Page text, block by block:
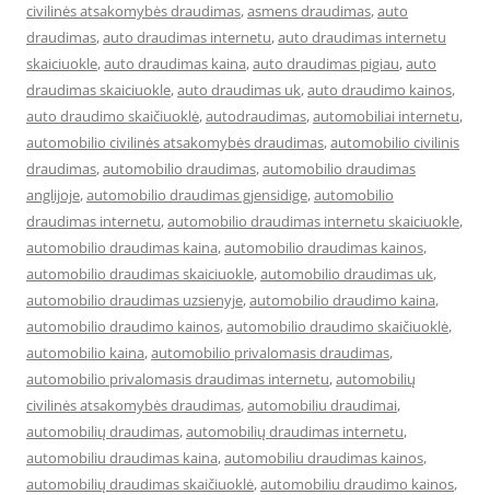
civilinės atsakomybės draudimas,asmens draudimas,auto
draudimas,auto draudimas internetu,auto draudimas internetu
skaiciuokle,auto draudimas kaina,auto draudimas pigiau,auto
draudimas skaiciuokle,auto draudimas uk,auto draudimo kainos,
auto draudimo skaičiuoklė,autodraudimas,automobiliai internetu,
automobilio civilinės atsakomybės draudimas,automobilio civilinis
draudimas,automobilio draudimas,automobilio draudimas
anglijoje,automobilio draudimas gjensidige,automobilio
draudimas internetu,automobilio draudimas internetu skaiciuokle,
automobilio draudimas kaina,automobilio draudimas kainos,
automobilio draudimas skaiciuokle,automobilio draudimas uk,
automobilio draudimas uzsienyje,automobilio draudimo kaina,
automobilio draudimo kainos,automobilio draudimo skaičiuoklė,
automobilio kaina,automobilio privalomasis draudimas,
automobilio privalomasis draudimas internetu,automobilių
civilinės atsakomybės draudimas,automobiliu draudimai,
automobilių draudimas,automobilių draudimas internetu,
automobiliu draudimas kaina,automobiliu draudimas kainos,
automobilių draudimas skaičiuoklė,automobiliu draudimo kainos,